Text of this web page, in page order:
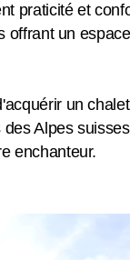
praticité et
un
un
Alpes
enchanteur.